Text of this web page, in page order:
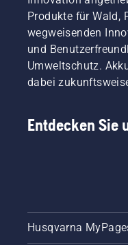
Produkte für Wald,
wegweisenden
und
Umweltschutz.
dabei
Entdecken Sie
Husqvarna